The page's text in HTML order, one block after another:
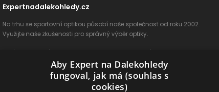
Expertnadalekohledy.cz
Na trhu se sportovní optikou působí naše společnost od roku 2002.
Využijte naše zkušenosti pro správný výběr optiky.
O nás Vše o nákupu Poradenství
Ochrana osobních údajů ODSTOUPIT OD SMLOUVY
Aby Expert na Dalekohledy
fungoval, jak má (souhlas s
cookies)